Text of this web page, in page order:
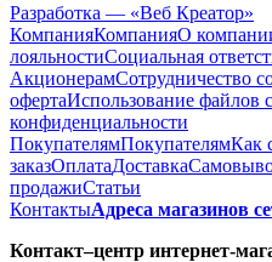
Разработка — «Веб Креатор»
КомпанияКомпанияО
лояльностиСоциальная
АкционерамСотрудничество
офертаИспользование файлов
конфиденциальности
ПокупателямПокупателямКак
заказОплатаДоставка
продажиСтатьи
КонтактыАдреса магазинов
Контакт–центр интернет-